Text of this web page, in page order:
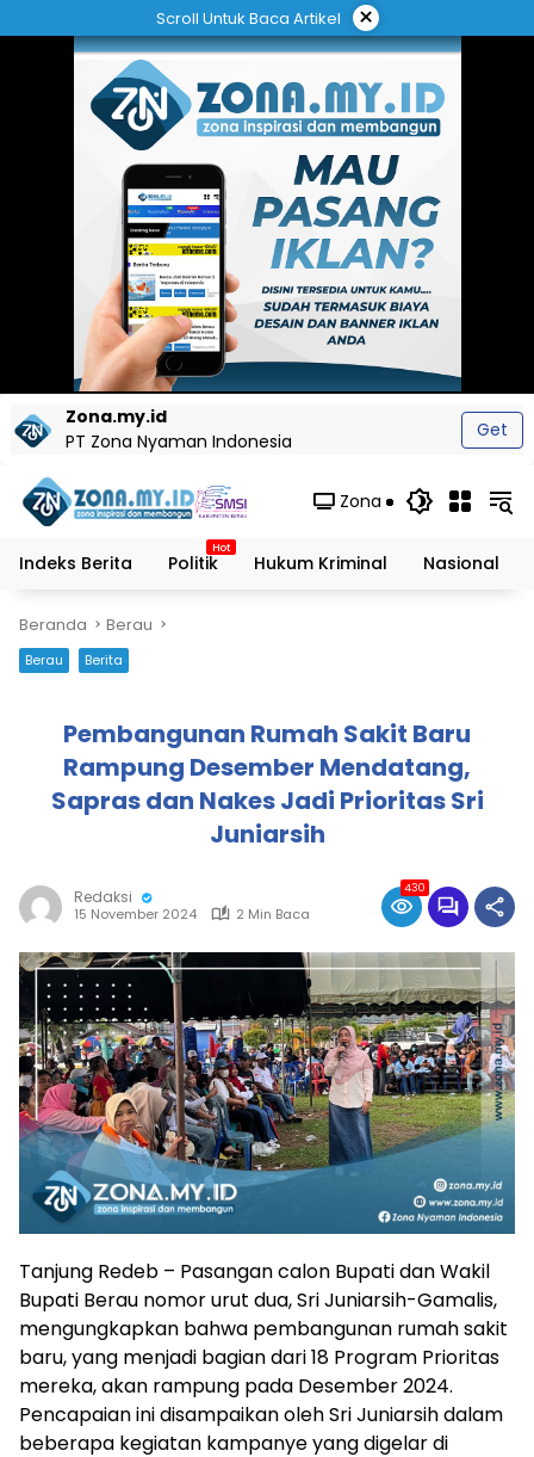
ke
Scroll Untuk Baca Artikel ×
Zona.my.id
PT Zona Nyaman Indonesia
Get
Zona
Indeks Berita Politik Hukum Kriminal Nasional
Beranda Berau
Berau Berita
Pembangunan Rumah Sakit Baru
Rampung Desember Mendatang,
Sapras dan Nakes Jadi Prioritas Sri
Juniarsih
Redaksi
15 November 2024 2 Min Baca
430
Tanjung Redeb – Pasangan calon Bupati dan Wakil
Bupati Berau nomor urut dua, Sri Juniarsih-Gamalis,
mengungkapkan bahwa pembangunan rumah sakit
baru, yang menjadi bagian dari 18 Program Prioritas
mereka, akan rampung pada Desember 2024.
Pencapaian ini disampaikan oleh Sri Juniarsih dalam
beberapa kegiatan kampanye yang digelar di